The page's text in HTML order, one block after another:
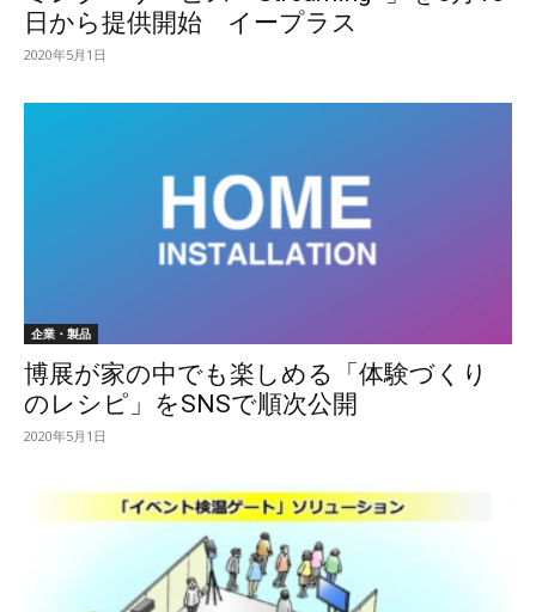
日から提供開始 イープラス
2020年5月1日
企業・製品
博展が家の中でも楽しめる「体験づくり
のレシピ」をSNSで順次公開
2020年5月1日